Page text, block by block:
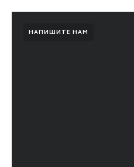
НАПИШИТЕ НАМ